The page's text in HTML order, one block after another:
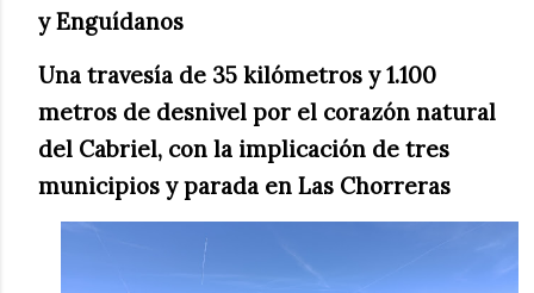
y Enguídanos
Una travesía de 35 kilómetros y 1.100
metros de desnivel por el corazón natural
del Cabriel, con la implicación de tres
municipios y parada en Las Chorreras